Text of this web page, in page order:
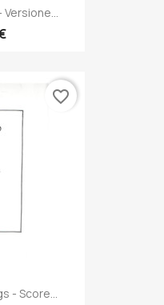
Versione...
- Score...
favorite_border